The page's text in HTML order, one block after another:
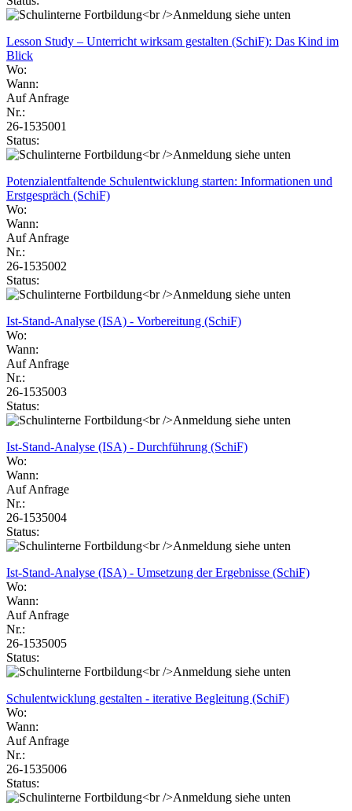
Lesson Study – Unterricht wirksam gestalten (SchiF): Das Kind im
Blick
Wo:
Wann:
Auf Anfrage
Nr.:
26-1535001
Status:
Potenzialentfaltende Schulentwicklung starten: Informationen und
Erstgespräch (SchiF)
Wo:
Wann:
Auf Anfrage
Nr.:
26-1535002
Status:
Ist-Stand-Analyse (ISA) - Vorbereitung (SchiF)
Wo:
Wann:
Auf Anfrage
Nr.:
26-1535003
Status:
Ist-Stand-Analyse (ISA) - Durchführung (SchiF)
Wo:
Wann:
Auf Anfrage
Nr.:
26-1535004
Status:
Ist-Stand-Analyse (ISA) - Umsetzung der Ergebnisse (SchiF)
Wo:
Wann:
Auf Anfrage
Nr.:
26-1535005
Status:
Schulentwicklung gestalten - iterative Begleitung (SchiF)
Wo:
Wann:
Auf Anfrage
Nr.:
26-1535006
Status: